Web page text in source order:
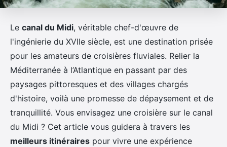
Le canal du Midi, véritable chef-d'œuvre de
l'ingénierie du XVIIe siècle, est une destination prisée
pour les amateurs de croisières fluviales. Relier la
Méditerranée à l’Atlantique en passant par des
paysages pittoresques et des villages chargés
d'histoire, voilà une promesse de dépaysement et de
tranquillité. Vous envisagez une croisière sur le canal
du Midi ? Cet article vous guidera à travers les
meilleurs itinéraires pour vivre une expérience